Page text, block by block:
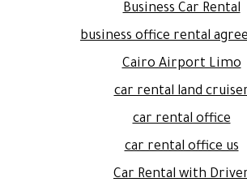
Business Car Rental
business office rental
Cairo Airport Limo
car rental land
car rental office
car rental office us
Car Rental with